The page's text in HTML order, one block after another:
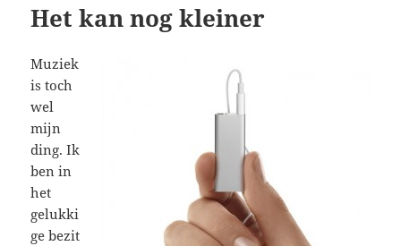
Het kan nog kleiner
Muziek
is toch
wel
mijn
ding. Ik
ben in
het
gelukki
ge bezit